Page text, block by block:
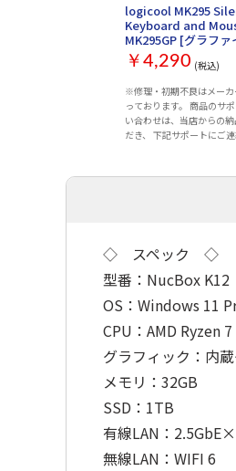
logicool MK295
Keyboard and
MK295GP [グラファ
￥4,290 (税込)
※修理・初期不良はメー
っております。 商品のサ
い合わせは、当店からの
だき、 下記サポートにご
TEL: 050-31...
◇ スペック ◇
型番：NucBox K12
OS：Windows 11
CPU：AMD Ryzen
グラフィック：内
メモリ：32GB
SSD：1TB
有線LAN：
無線LAN：WIFI 6